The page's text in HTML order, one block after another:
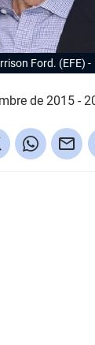
Ford. (EFE)
de 2015 -